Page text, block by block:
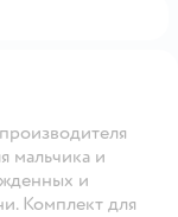
мальчика и
и
Комплект для